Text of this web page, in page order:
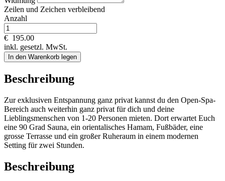
Zeilen und Zeichen verbleibend
Anzahl
€ 195.00
inkl. gesetzl. MwSt.
In den Warenkorb legen
Beschreibung
Zur exklusiven Entspannung ganz privat kannst du den Open-Spa-
Bereich auch weiterhin ganz privat für dich und deine
Lieblingsmenschen von 1-20 Personen mieten. Dort erwartet Euch
eine 90 Grad Sauna, ein orientalisches Hamam, Fußbäder, eine
grosse Terrasse und ein großer Ruheraum in einem modernen
Setting für zwei Stunden.
Beschreibung